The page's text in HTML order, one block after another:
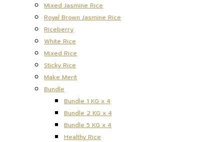
Mixed Jasmine Rice
Royal Brown Jasmine Rice
Riceberry
White Rice
Mixed Rice
Sticky Rice
Make Merit
Bundle
Bundle 1 KG x 4
Bundle 2 KG x 4
Bundle 5 KG x 4
Healthy Rice